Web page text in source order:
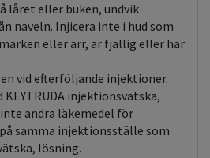
låret eller buken, undvik
naveln. Injicera inte i hud som
eller ärr, är fjällig eller har
vid efterföljande injektioner.
injektionsvätska,
andra läkemedel för
samma injektionsställe som
lösning.